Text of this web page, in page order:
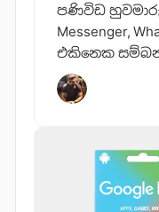
පණිවිඩ හුවමාරු
Messenger,
එකිනෙක